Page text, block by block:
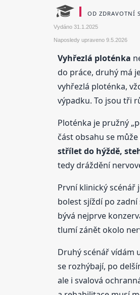
OD ZDRAVOTNÍ
Vydáno 31.1.2025
Naposledy upraveno 9.5.2026
Vyhřezlá ploténka
do práce, druhý má
vyhřezlá ploténka,
výpadku. To jsou tři
Ploténka je pružný
část obsahu se
střílet do hýždě,
tedy dráždění
První klinický
bolest sjíždí po
bývá nejprve
tlumí zánět okolo
Druhý scénář vídám
se rozhýbají, po
ale i svalová